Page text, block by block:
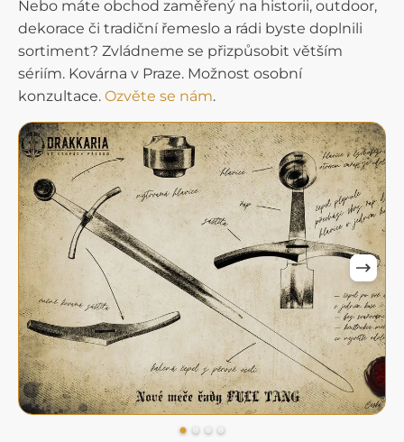
Nebo máte obchod zaměřený na historii, outdoor,
dekorace či tradiční řemeslo a rádi byste doplnili
sortiment? Zvládneme se přizpůsobit větším
sériím. Kovárna v Praze. Možnost osobní
konzultace. Ozvěte se nám.